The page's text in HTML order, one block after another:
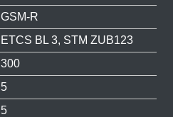
GSM-R
ETCS BL 3, STM ZUB123
300
5
5